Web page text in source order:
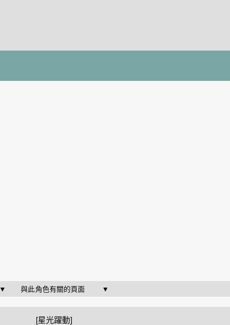
▼       與此角色有關的頁面        ▼
[星光躍動]